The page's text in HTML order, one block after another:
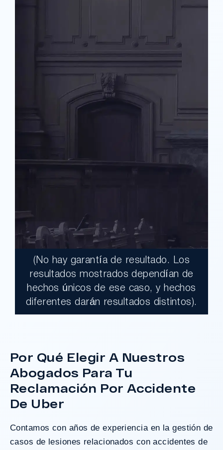
$17,900,000.00
Un jurado declaró al Condado de Los
¿Tengo Un Caso?
(No hay garantía de resultado. Los
resultados mostrados dependían de
hechos únicos de ese caso, y hechos
diferentes darán resultados distintos).
Por Qué Elegir A Nuestros
Abogados Para Tu
Reclamación Por Accidente
De Uber
Contamos con años de experiencia en la gestión de
casos de lesiones relacionados conaccidentes de